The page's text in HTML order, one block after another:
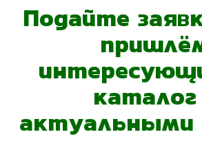
Подайте
каталог
актуальными